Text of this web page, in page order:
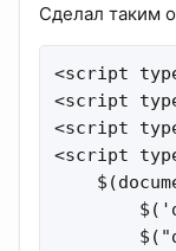
Сделал таким
<script
<script
<script
<script